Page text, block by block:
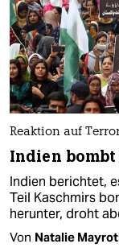
Reaktion auf
Indien
Indien berichtet,
Teil Kaschmirs
herunter, droht
Von Natalie